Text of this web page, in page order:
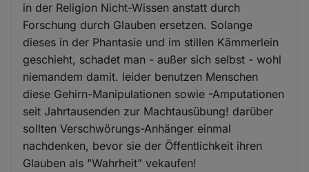
in der Religion Nicht-Wissen anstatt durch
Forschung durch Glauben ersetzen. Solange
dieses in der Phantasie und im stillen Kämmerlein
geschieht, schadet man - außer sich selbst - wohl
niemandem damit. leider benutzen Menschen
diese Gehirn-Manipulationen sowie -Amputationen
seit Jahrtausenden zur Machtausübung! darüber
sollten Verschwörungs-Anhänger einmal
nachdenken, bevor sie der Öffentlichkeit ihren
Glauben als "Wahrheit" vekaufen!